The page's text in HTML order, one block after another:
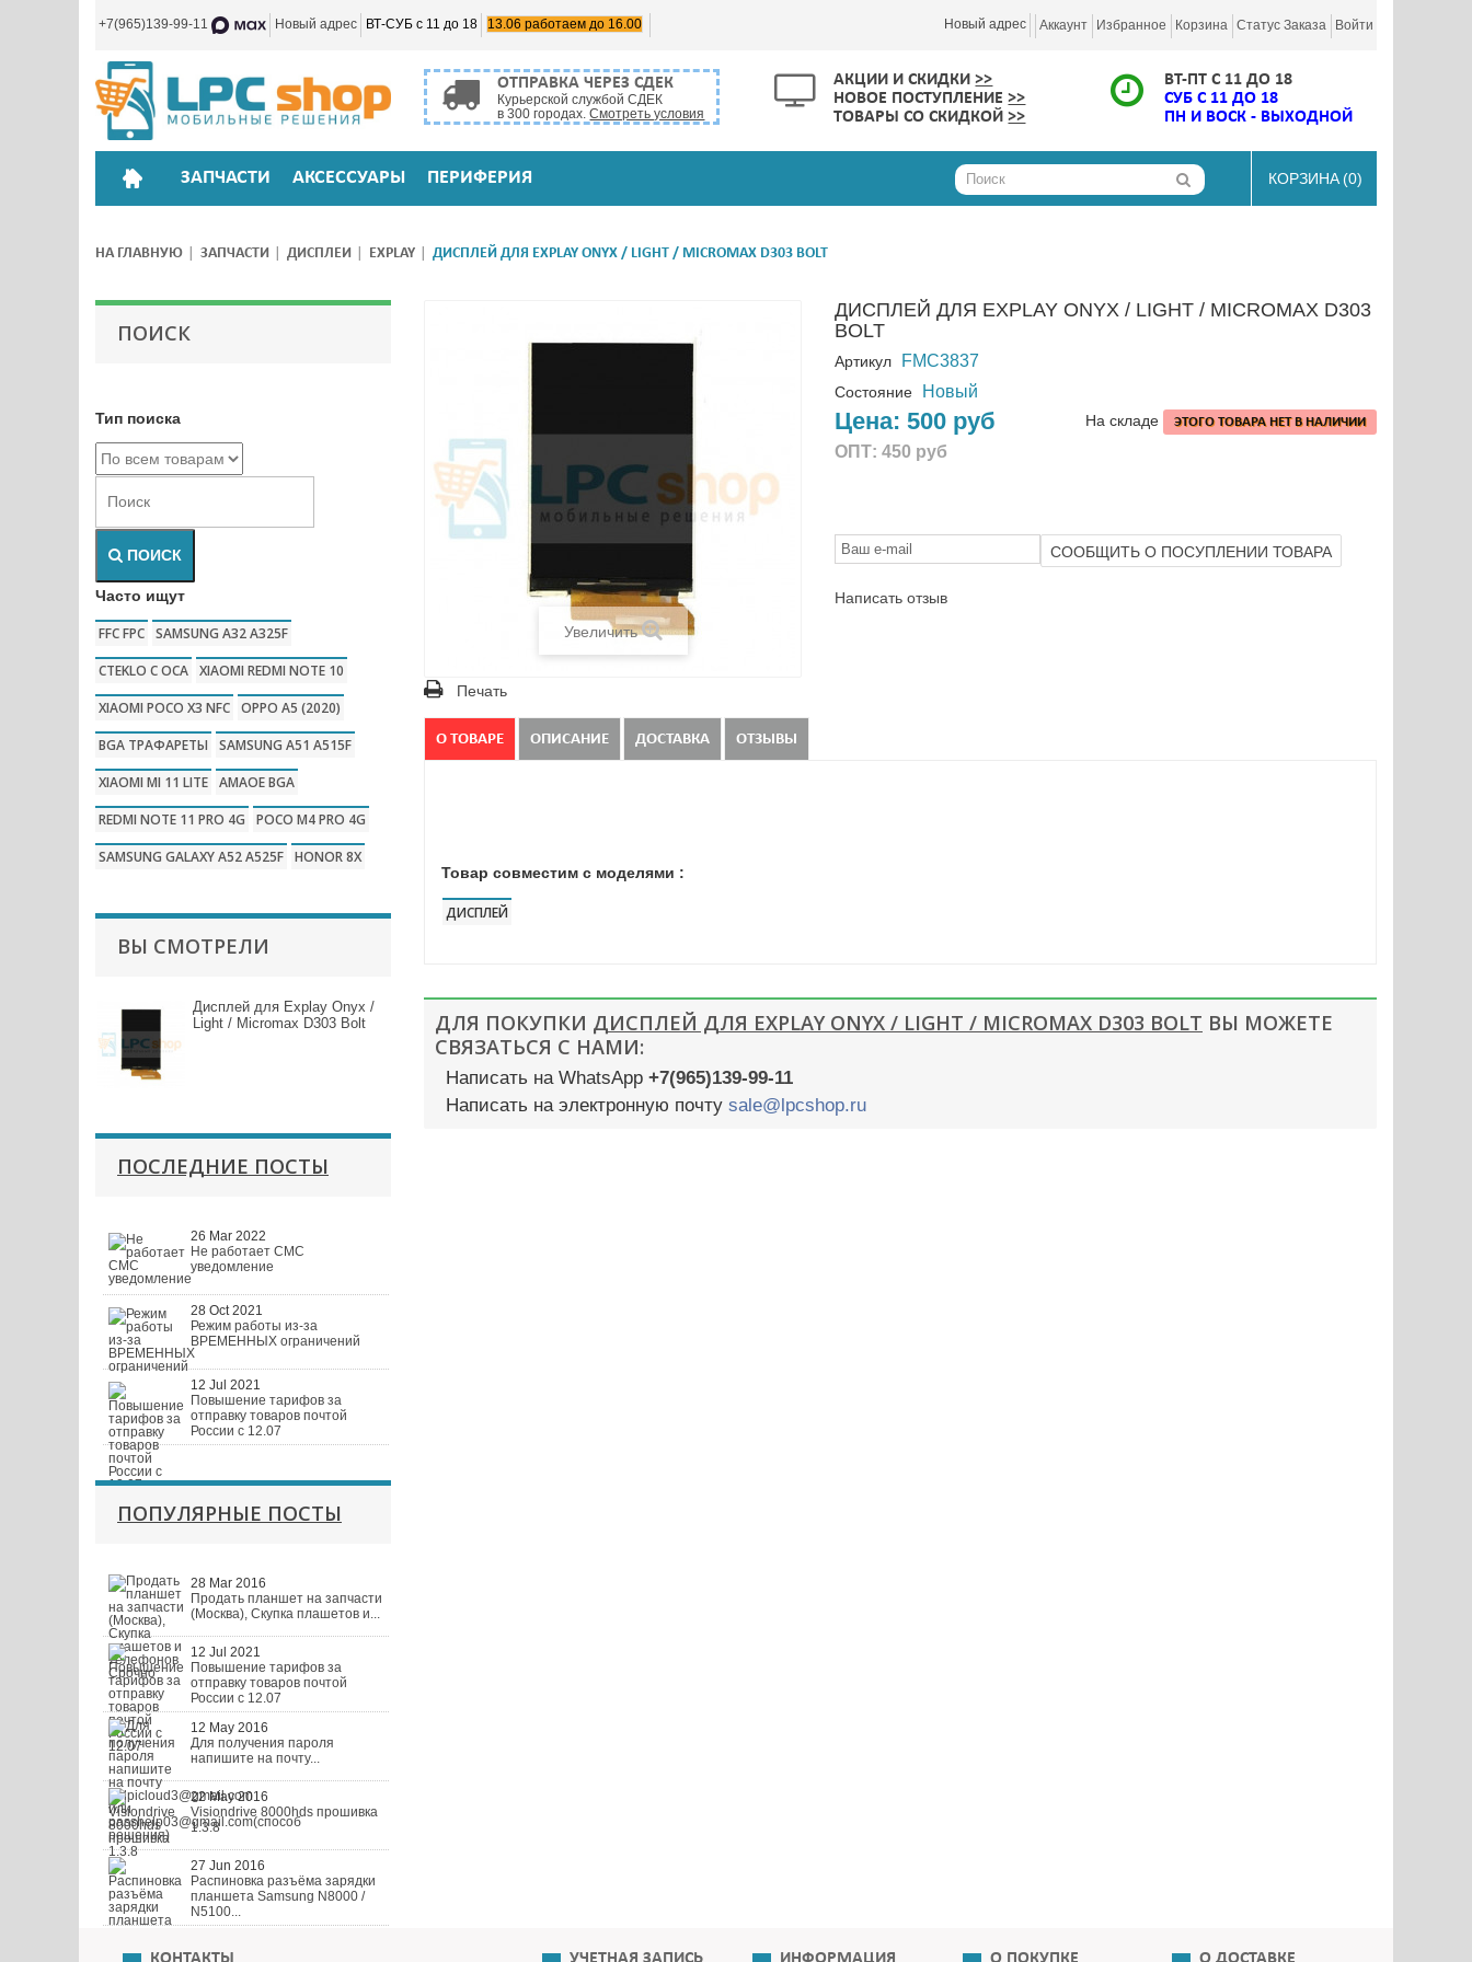
+7(965)139-99-11 Новый адрес ВТ-СУБ с 11 до 18 13.06 работаем до 16.00 Новый адрес Аккаунт Избранное Корзина Статус Заказа Войти
ОТПРАВКА ЧЕРЕЗ СДЕК
Курьерской службой СДЕК
в 300 городах.Смотреть условия
АКЦИИ И СКИДКИ>>
НОВОЕ ПОСТУПЛЕНИЕ>>
ТОВАРЫ СО СКИДКОЙ>>
ВТ-ПТ С 11 ДО 18
СУБ С 11 ДО 18
ПН И ВОСК - ВЫХОДНОЙ
КОРЗИНА (0)
ЗАПЧАСТИ АКСЕССУАРЫ ПЕРИФЕРИЯ
НА ГЛАВНУЮ ЗАПЧАСТИ ДИСПЛЕИ EXPLAY ДИСПЛЕЙ ДЛЯ EXPLAY ONYX / LIGHT / MICROMAX D303 BOLT
ПОИСК
Тип поиска
ПОИСК
Часто ищут
FFC FPC SAMSUNG A32 A325F
CTEKLO C OCA XIAOMI REDMI NOTE 10
XIAOMI POCO X3 NFC OPPO A5 (2020)
BGA ТРАФАРЕТЫ
SAMSUNG A51 A515F
XIAOMI MI 11 LITE AMAOE BGA
REDMI NOTE 11 PRO 4G
POCO M4 PRO 4G
SAMSUNG GALAXY A52 A525F HONOR 8X
ВЫ СМОТРЕЛИ
Дисплей для Explay Onyx /
Light / Micromax D303 Bolt
ПОСЛЕДНИЕ ПОСТЫ
26 Mar 2022
Не работает СМС
уведомление
28 Oct 2021
Режим работы из-за
ВРЕМЕННЫХ ограничений
12 Jul 2021
Повышение тарифов за
отправку товаров почтой
России с 12.07
ПОПУЛЯРНЫЕ ПОСТЫ
28 Mar 2016
Продать планшет на запчасти
(Москва), Скупка плашетов и...
12 Jul 2021
Повышение тарифов за
отправку товаров почтой
России с 12.07
12 May 2016
Для получения пароля
напишите на почту...
22 May 2016
Visiondrive 8000hds прошивка
1.3.8
27 Jun 2016
Распиновка разъёма зарядки
планшета Samsung N8000 /
N5100...
Увеличить
Печать
ДИСПЛЕЙ ДЛЯ EXPLAY ONYX / LIGHT / MICROMAX D303
BOLT
Артикул FMC3837
Состояние Новый
Цена: 500 руб
ОПТ: 450 руб
На складе ЭТОГО ТОВАРА НЕТ В НАЛИЧИИ
СООБЩИТЬ О ПОСУПЛЕНИИ ТОВАРА
Написать отзыв
О ТОВАРЕ ОПИСАНИЕ ДОСТАВКА ОТЗЫВЫ
Товар совместим с моделями :
ДИСПЛЕЙ
ДЛЯ ПОКУПКИ ДИСПЛЕЙ ДЛЯ EXPLAY ONYX / LIGHT / MICROMAX D303 BOLT ВЫ МОЖЕТЕ
СВЯЗАТЬСЯ С НАМИ:
Написать на WhatsApp +7(965)139-99-11
Написать на электронную почту sale@lpcshop.ru
КОНТАКТЫ УЧЕТНАЯ ЗАПИСЬ ИНФОРМАЦИЯ О ПОКУПКЕ О ДОСТАВКЕ